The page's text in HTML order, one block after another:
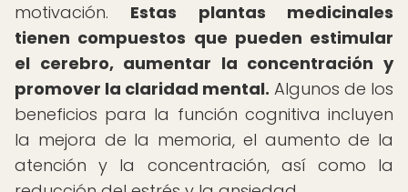
motivación. Estas plantas medicinales
tienen compuestos que pueden estimular
el cerebro, aumentar la concentración y
promover la claridad mental. Algunos de los
beneficios para la función cognitiva incluyen
la mejora de la memoria, el aumento de la
atención y la concentración, así como la